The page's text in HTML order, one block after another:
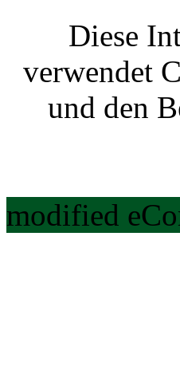
Diese
verwendet
und den
modified